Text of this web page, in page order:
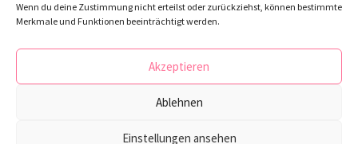
Wenn du deine Zustimmung nicht erteilst oder zurückziehst, können bestimmte
Merkmale und Funktionen beeinträchtigt werden.
Akzeptieren
Ablehnen
Einstellungen ansehen
© Strickstrümpfchen 2026
Erstellt mit WooCommerce